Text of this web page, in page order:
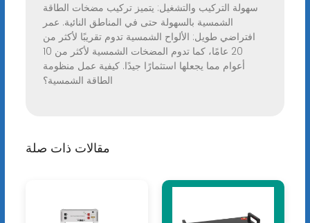
سهولة التركيب والتشغيل: يتميز تركيب مضخات الطاقة
الشمسية بالسهولة حتى في المناطق النائية. عمر
افتراضي طويل: الألواح الشمسية تدوم تقريبًا لأكثر من
20 عامًا، كما تدوم المضخات الشمسية لأكثر من 10
أعوام مما يجعلها استثمارًا جيدًا. كيفية عمل منظومة
الطاقة الشمسية؟
مقالات ذات صلة